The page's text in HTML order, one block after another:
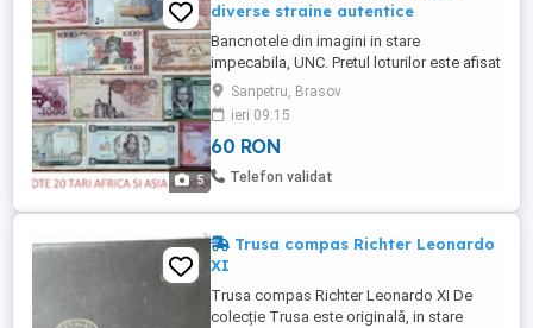
5
diverse straine autentice
Bancnotele din imagini in stare
impecabila, UNC. Pretul loturilor este afisat
la fotografii. Mai am si alte modele de
bancnote, monede, insigne, carti postale,
cartele telefonice de colectie etc. Nu fac
schimburi. Predarea personala in Sanpetru
sau Brasov Coresi Mall. Nu trimit in tara la
Sanpetru, Brasov
ieri 09:15
60 RON
Telefon validat
Trusa compas Richter Leonardo
XI
Trusa compas Richter Leonardo XI De
colecție Trusa este originală, in stare